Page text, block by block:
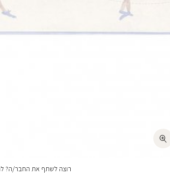
רוצה לשתף את החבר/ה?